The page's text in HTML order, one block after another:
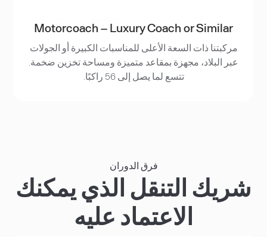
Motorcoach – Luxury Coach or Similar
مركبتنا ذات السعة الأعلى للمناسبات الكبيرة أو الجولات
عبر البلاد، مجهزة بمقاعد متميزة ومساحة تخزين ضخمة.
تتسع لما يصل إلى 56 راكبًا.
فرق الدوران
شريك التنقل الذي يمكنك
الاعتماد عليه